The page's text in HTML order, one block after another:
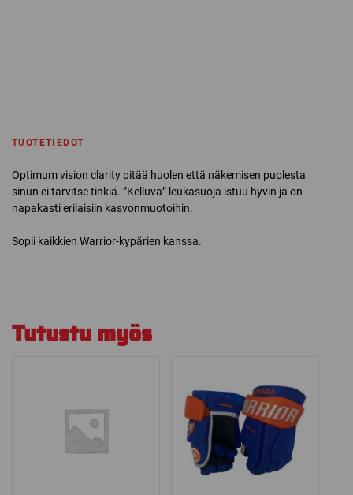
TUOTETIEDOT
Optimum vision clarity pitää huolen että näkemisen puolesta
sinun ei tarvitse tinkiä. ”Kelluva” leukasuoja istuu hyvin ja on
napakasti erilaisiin kasvonmuotoihin.
Sopii kaikkien Warrior-kypärien kanssa.
Tutustu myös